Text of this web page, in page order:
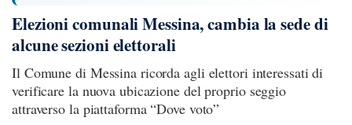
Elezioni comunali Messina, cambia la sede di
alcune sezioni elettorali
Il Comune di Messina ricorda agli elettori interessati di
verificare la nuova ubicazione del proprio seggio
attraverso la piattaforma “Dove voto”